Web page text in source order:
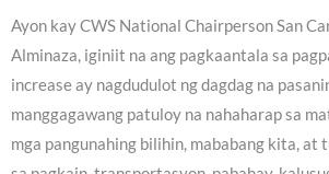
Ayon kay CWS National Chairperson San
Alminaza, iginiit na ang pagkaantala sa
increase ay nagdudulot ng dagdag na
manggagawang patuloy na nahaharap sa
mga pangunahing bilihin, mababang kita, at